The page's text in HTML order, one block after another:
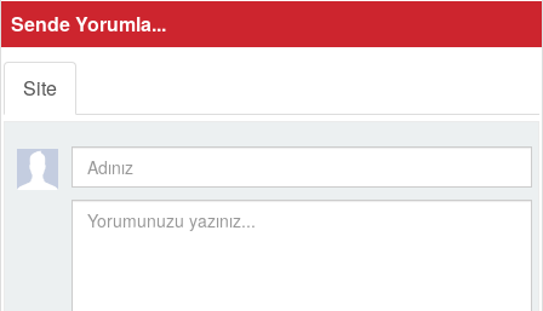
Sende Yorumla...
Site